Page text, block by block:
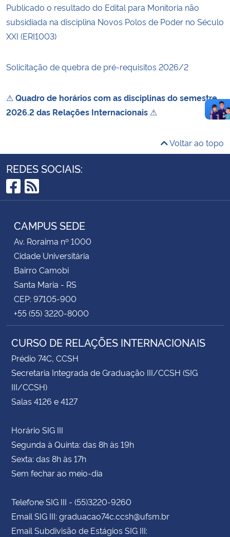
Publicado o resultado do Edital para Monitoria não
subsidiada na disciplina Novos Polos de Poder no Século
XXI (ERI1003)
Solicitação de quebra de pré-requisitos 2026/2
⚠ Quadro de horários com as disciplinas do semestre
2026.2 das Relações Internacionais ⚠
Voltar ao topo
REDES SOCIAIS:
Facebook
RSS
CAMPUS SEDE
Av. Roraima nº 1000
Cidade Universitária
Bairro Camobi
Santa Maria - RS
CEP: 97105-900
+55 (55) 3220-8000
CURSO DE RELAÇÕES INTERNACIONAIS
Prédio 74C, CCSH
Secretaria Integrada de Graduação III/CCSH (SIG
III/CCSH)
Salas 4126 e 4127
Horário SIG III
Segunda à Quinta: das 8h às 19h
Sexta: das 8h às 17h
Sem fechar ao meio-dia
Telefone SIG III - (55)3220-9260
Email SIG III: graduacao74c.ccsh@ufsm.br
Email Subdivisão de Estágios SIG III: